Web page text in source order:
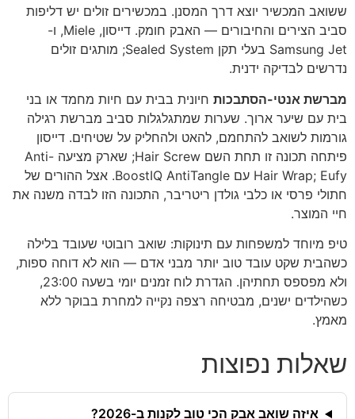
ששואב המכשיר יוצא דרך המסנן. במכשירים זולים יש דליפות
סביב הצירים והחיבורים — האבק חומק. דייסון, Miele, ו-
Samsung Jet בעלי תקן Sealed System; מותגים זולים
נדרשים לבדיקה ידנית.
מברשת אנטי-הסתבכות חיונית בבית עם חיות מחמד או בני
בית עם שיער ארוך. שערות שמתגלגלות סביב מברשת רגילה
גורמות לשואב להתחמם, להאט ולהחליק על שטיחים. דייסון
פיתחה תכונה זו תחת השם Hair Screw; שארק מציעה Anti-
Hair Wrap; Eufy עם BoostIQ AntiTangle. אצל ההורים של
חתולי פרסי או כלבי גולדן ריטריבר, התכונה הזו לבדה משנה את
חיי המוצר.
טיפ מיוחד למשפחות עם תינוקות: שואב רובוטי שעובד בלילה
כשהבית שקט עובד טוב יותר מבני אדם — הוא לא דוחה ספות,
ולא מפספס תחתיהן. הגדרת לוח זמנים יומי בשעה 23:00,
כשהילדים ישנים, מבטיחה רצפה נקייה למחרת בבוקר ללא
מאמץ.
שאלות נפוצות
איזה שואב אבק הכי טוב לקנות ב-2026?